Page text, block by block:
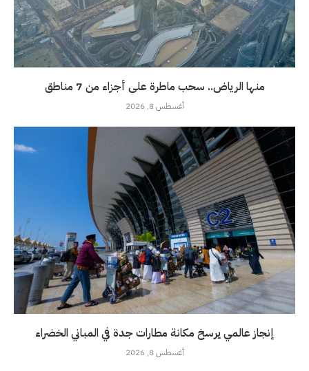
منها الرياض.. سحب ماطرة على أجزاء من 7 مناطق
أغسطس 8, 2026
إنجاز عالمي يرسخ مكانة مطارات جدة في المباني الخضراء
أغسطس 8, 2026